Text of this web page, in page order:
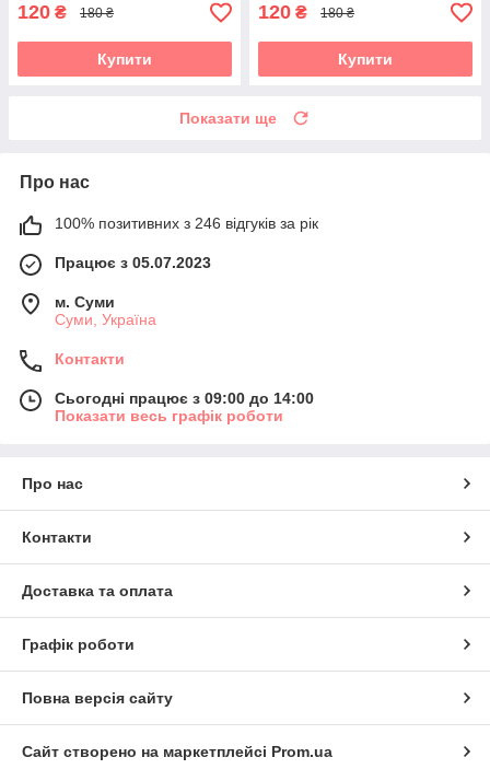
120 ₴ 180 ₴
Купити
120 ₴ 180 ₴
Купити
Показати ще
Про нас
100% позитивних з 246 відгуків за рік
Працює з 05.07.2023
м. Суми
Суми, Україна
Контакти
Сьогодні працює з 09:00 до 14:00
Показати весь графік роботи
Про нас
Контакти
Доставка та оплата
Графік роботи
Повна версія сайту
Сайт створено на маркетплейсі Prom.ua